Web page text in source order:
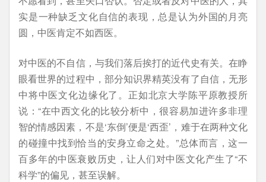
实是一种缺乏文化自信的表现，总是认为外国的月亮
圆，中医肯定不如西医。
对中医的不自信，与我们落后挨打的近代史有关。在睁
眼看世界的过程中，部分知识界精英没有了自信，无形
中将中医文化边缘化了。正如北京大学陈平原教授所
说：“在中西文化的比较分析中，很容易加进许多非理
智的情感因素，不是‘东倒’便是‘西歪’，难于在两种文化
的碰撞中找到恰当的安身立命之处。”总体而言，这一
百多年的中医衰败历史，让人们对中医文化产生了“不
科学”的偏见，甚至误解。